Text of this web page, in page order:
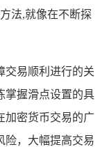
法,就像在不断探
交易顺利进行的关
掌握滑点设置的具
加密货币交易的广
险，大幅提高交易